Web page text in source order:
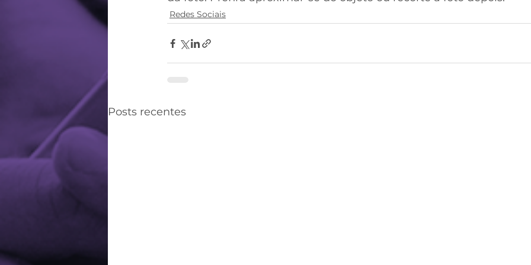
Redes Sociais
Posts recentes